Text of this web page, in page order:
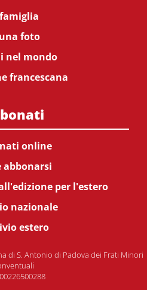
foto
nel mondo
francescana
online
abbonarsi
per l'estero
nazionale
estero
di S. Antonio di Padova dei Frati Minori